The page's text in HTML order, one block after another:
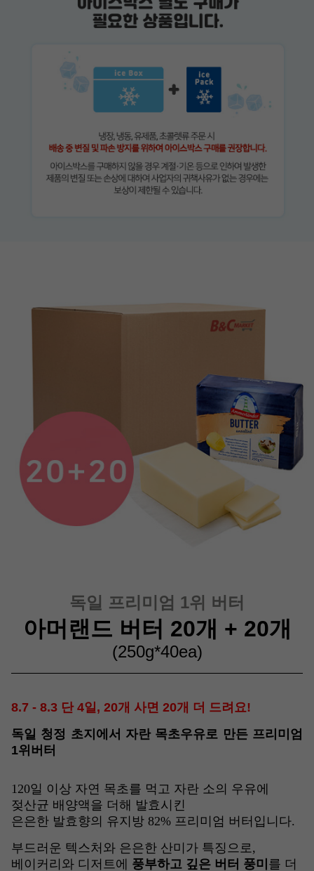
독일 프리미엄 1위 버터
아머랜드 버터 20개 + 20개
(250g*40ea)
8.7 - 8.3 단 4일, 20개 사면 20개 더 드려요!
독일 청정 초지에서 자란 목초우유로 만든 프리미엄
1위버터
120일 이상 자연 목초를 먹고 자란 소의 우유에
젖산균 배양액을 더해 발효시킨
은은한 발효향의 유지방 82% 프리미엄 버터 입니다.
부드러운 텍스처와 은은한 산미가 특징으로,
베이커리와 디저트에
풍부하고 깊은 버터 풍미 를 더